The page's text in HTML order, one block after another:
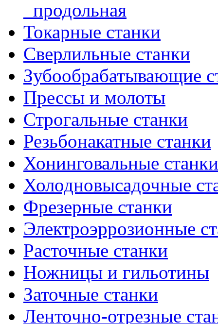
_продольная
Токарные станки
Сверлильные станки
Зубообрабатывающие
Прессы и молоты
Строгальные станки
Резьбонакатные станки
Хонинговальные станки
Холодновысадочные
Фрезерные станки
Электроэррозионные
Расточные станки
Ножницы и гильотины
Заточные станки
Ленточно-отрезные